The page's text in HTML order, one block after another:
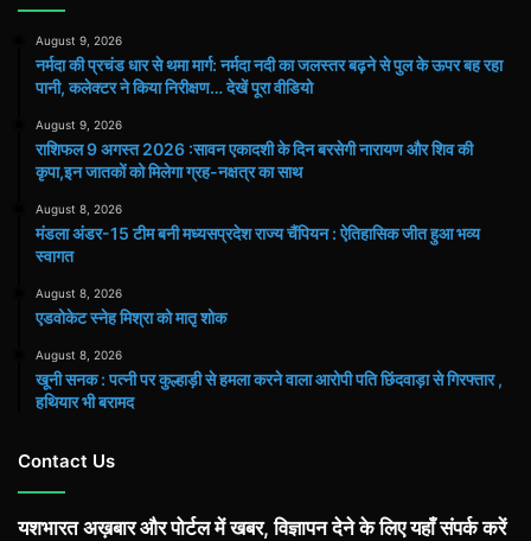
August 9, 2026
नर्मदा की प्रचंड धार से थमा मार्ग: नर्मदा नदी का जलस्तर बढ़ने से पुल के ऊपर बह रहा
पानी, कलेक्टर ने किया निरीक्षण… देखें पूरा वीडियो
August 9, 2026
राशिफल 9 अगस्त 2026 :सावन एकादशी के दिन बरसेगी नारायण और शिव की
कृपा,इन जातकों को मिलेगा ग्रह-नक्षत्र का साथ
August 8, 2026
मंडला अंडर-15 टीम बनी मध्यसप्रदेश राज्य चैंपियन : ऐतिहासिक जीत हुआ भव्य
स्वागत
August 8, 2026
एडवोकेट स्नेह मिश्रा को मातृ शोक
August 8, 2026
खूनी सनक : पत्नी पर कुल्हाड़ी से हमला करने वाला आरोपी पति छिंदवाड़ा से गिरफ्तार ,
हथियार भी बरामद
Contact Us
यशभारत अख़बार और पोर्टल में खबर, विज्ञापन देने के लिए यहाँ संपर्क करें